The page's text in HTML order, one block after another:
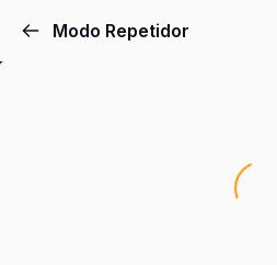
Modo Repetidor